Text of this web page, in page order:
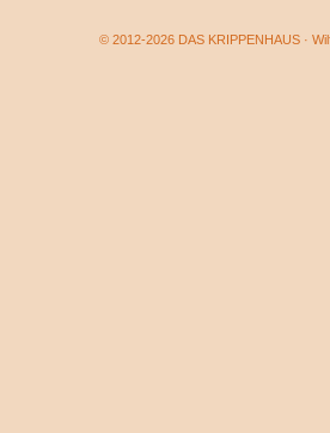
© 2012-2026 DAS KRIPPENHAUS ·